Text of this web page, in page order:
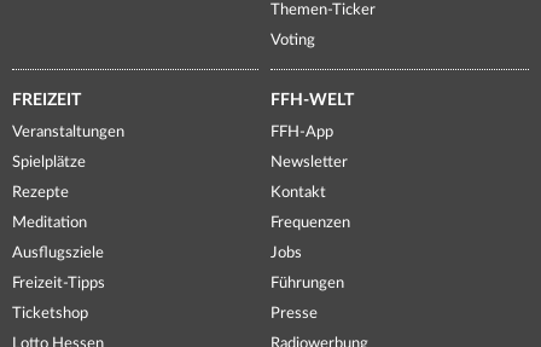
Themen-Ticker
Voting
FREIZEIT
Veranstaltungen
Spielplätze
Rezepte
Meditation
Ausflugsziele
Freizeit-Tipps
Ticketshop
Lotto Hessen
FFH-WELT
FFH-App
Newsletter
Kontakt
Frequenzen
Jobs
Führungen
Presse
Radiowerbung